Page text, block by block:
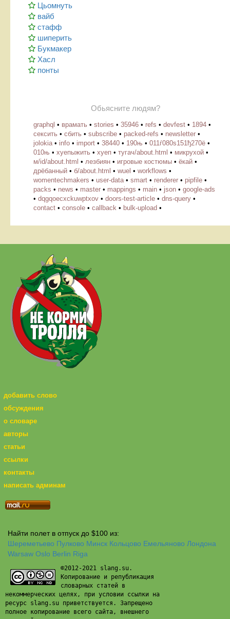
Цьомнуть
вайб
стафф
шиперить
Букмакер
Хасл
понты
Обьясните людям?
graphql • врамать • stories • 35946 • refs • devfest • 1894 •
сексить • сбить • subscribe • packed-refs • newsletter •
jolokia • info • import • 38440 • 190њ • 011ѓ080ѕ151ђ270ё •
010њ • хуепыжить • хуеп • тугач/about.html • микрухой •
м/id/about.html • лезбиян • игровые костюмы • ёкай •
дрёбанный • б/about.html • wuel • workflows •
womentechmakers • user-data • smart • renderer • pipfile •
packs • news • master • mappings • main • json • google-ads
• dqgqoecxckuwptxov • doors-test-article • dns-query •
contact • console • callback • bulk-upload •
добавить слово
обсуждения
о словаре
авторы
статьи
ссылки
контакты
написать админам
Найти полет в отпуск до $100 из:
Шереметьево Пулково Минск Кольцово Емельяново Лондона
Warsaw Oslo Berlin Riga
©2012-2021 slang.su.
Копирование и републикация
словарных статей в
некоммерческих целях, при условии ссылки на
ресурс slang.su приветствуется. Запрещено
полное копирование всего сайта, внешнего